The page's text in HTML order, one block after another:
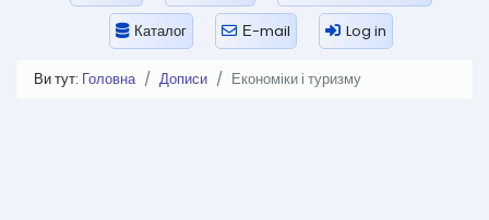
Каталог Е-mail Log in
Ви тут: Головна Дописи Економіки і туризму